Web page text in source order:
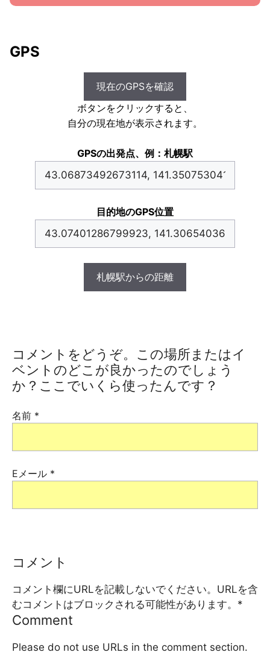
GPS
現在のGPSを確認
ボタンをクリックすると、
自分の現在地が表示されます。
GPSの出発点、例：札幌駅
目的地のGPS位置
札幌駅からの距離
コメントをどうぞ。この場所またはイ
ベントのどこが良かったのでしょう
か？ここでいくら使ったんです？
名前 *
Eメール *
コメント
コメント欄にURLを記載しないでください。URLを含
むコメントはブロックされる可能性があります。 *
Comment
Please do not use URLs in the comment section.